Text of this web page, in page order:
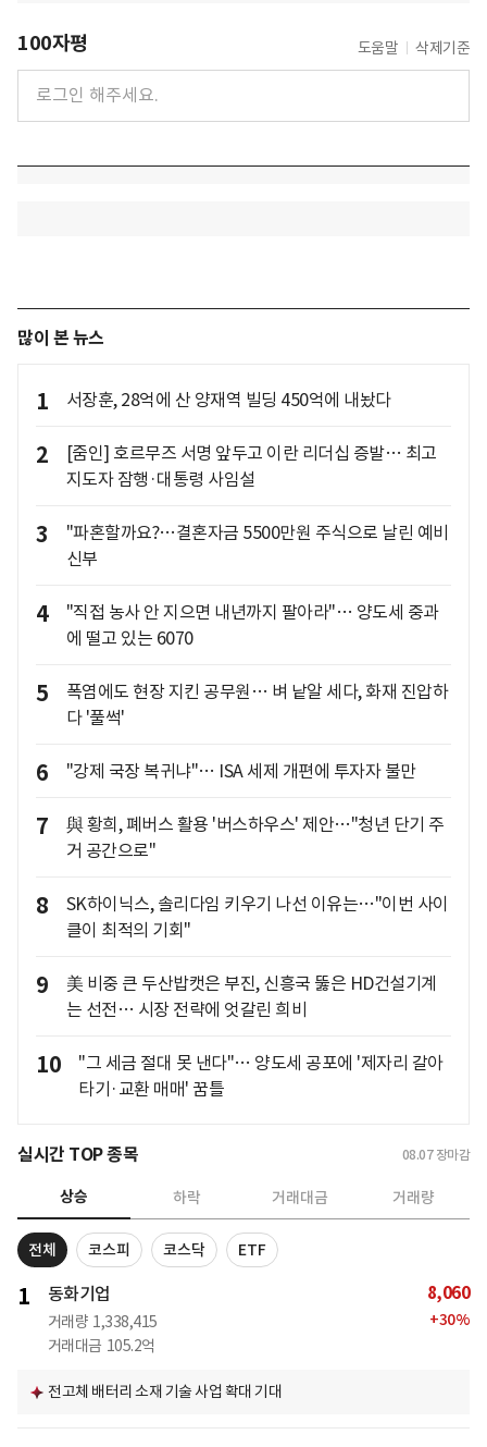
100자평 도움말 삭제기준
많이 본 뉴스
1 서장훈, 28억에 산 양재역 빌딩 450억에 내놨다
2
[줌인] 호르무즈 서명 앞두고 이란 리더십 증발… 최고
지도자 잠행·대통령 사임설
3
"파혼할까요?…결혼자금 5500만원 주식으로 날린 예비
신부
4
"직접 농사 안 지으면 내년까지 팔아라"… 양도세 중과
에 떨고 있는 6070
5
폭염에도 현장 지킨 공무원… 벼 낱알 세다, 화재 진압하
다 '풀썩'
6 "강제 국장 복귀냐"… ISA 세제 개편에 투자자 불만
7
與 황희, 폐버스 활용 '버스하우스' 제안…"청년 단기 주
거 공간으로"
8
SK하이닉스, 솔리다임 키우기 나선 이유는…"이번 사이
클이 최적의 기회"
9
美 비중 큰 두산밥캣은 부진, 신흥국 뚫은 HD건설기계
는 선전… 시장 전략에 엇갈린 희비
10
"그 세금 절대 못 낸다"… 양도세 공포에 '제자리 갈아
타기·교환 매매' 꿈틀
실시간 TOP 종목 08.07 장마감
상승 하락 거래대금 거래량
전체 코스피 코스닥 ETF
1 동화기업
거래량 1,338,415
거래대금 105.2억
8,060
+30%
전고체 배터리 소재 기술 사업 확대 기대